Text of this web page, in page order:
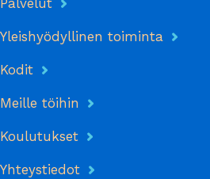
Yleishyödyllinen toiminta
Kodit
Meille töihin
Koulutukset
Yhteystiedot